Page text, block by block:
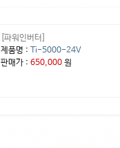
[파워인버터]
제품명 : Ti-5000-24V
판매가 :650,000 원